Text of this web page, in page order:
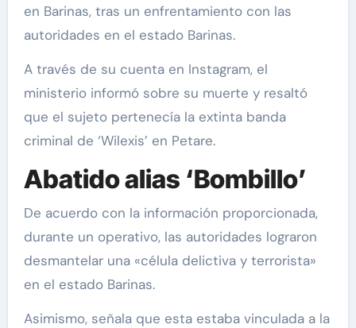
en Barinas, tras un enfrentamiento con las
autoridades en el estado Barinas.
A través de su cuenta en Instagram, el
ministerio informó sobre su muerte y resaltó
que el sujeto pertenecía la extinta banda
criminal de ‘Wilexis’ en Petare.
Abatido alias ‘Bombillo’
De acuerdo con la información proporcionada,
durante un operativo, las autoridades lograron
desmantelar una «célula delictiva y terrorista»
en el estado Barinas.
Asimismo, señala que esta estaba vinculada a la